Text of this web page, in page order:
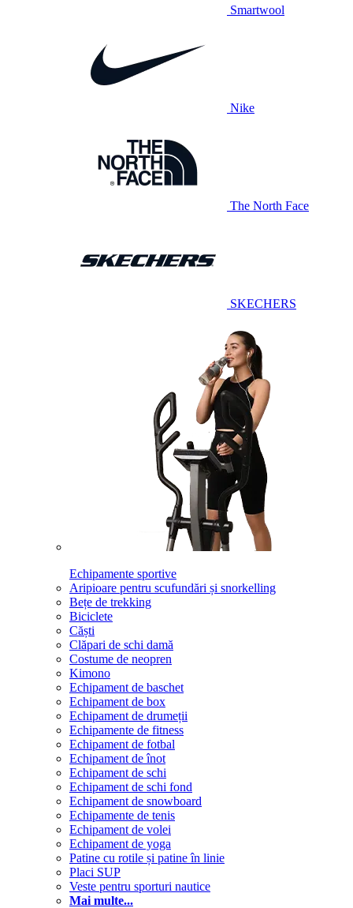
Smartwool
Nike
The North Face
SKECHERS
Echipamente sportive
Aripioare pentru scufundări și snorkelling
Bețe de trekking
Biciclete
Căști
Clăpari de schi damă
Costume de neopren
Kimono
Echipament de baschet
Echipament de box
Echipament de drumeții
Echipamente de fitness
Echipament de fotbal
Echipament de înot
Echipament de schi
Echipament de schi fond
Echipament de snowboard
Echipamente de tenis
Echipament de volei
Echipament de yoga
Patine cu rotile și patine în linie
Placi SUP
Veste pentru sporturi nautice
Mai multe...